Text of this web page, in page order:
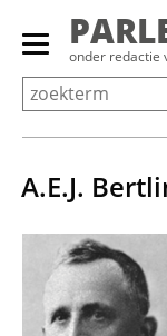
Overslaan
Primair
menu
tonen/verbergen
onder redactie
A.E.J.